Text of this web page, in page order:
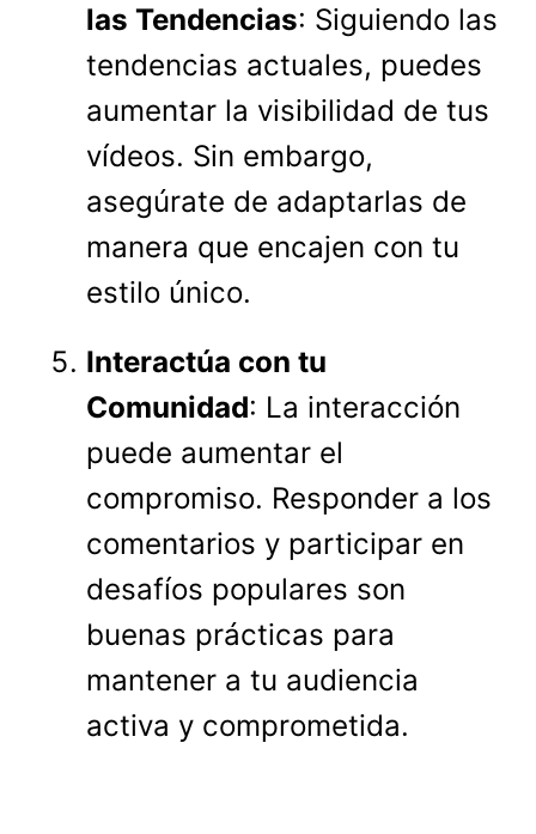
las Tendencias: Siguiendo las
tendencias actuales, puedes
aumentar la visibilidad de tus
vídeos. Sin embargo,
asegúrate de adaptarlas de
manera que encajen con tu
estilo único.
Interactúa con tu
Comunidad: La interacción
puede aumentar el
compromiso. Responder a los
comentarios y participar en
desafíos populares son
buenas prácticas para
mantener a tu audiencia
activa y comprometida.